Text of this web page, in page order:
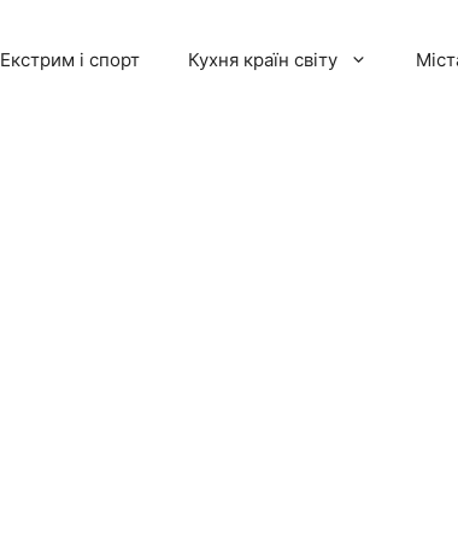
Екстрим і спорт Кухня країн світу